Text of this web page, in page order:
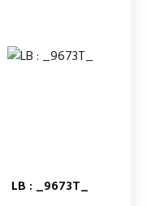
LB : _9673T_